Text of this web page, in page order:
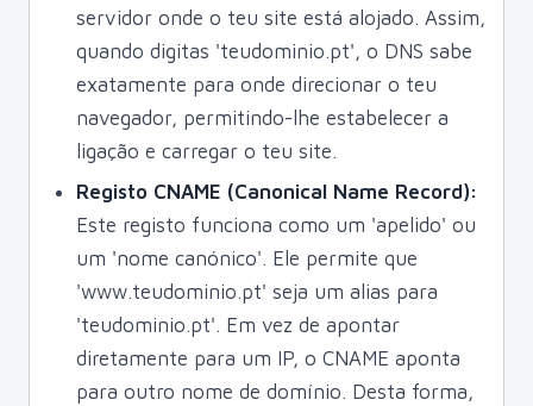
servidor onde o teu site está alojado. Assim,
quando digitas 'teudominio.pt', o DNS sabe
exatamente para onde direcionar o teu
navegador, permitindo-lhe estabelecer a
ligação e carregar o teu site.
Registo CNAME (Canonical Name Record):
Este registo funciona como um 'apelido' ou
um 'nome canónico'. Ele permite que
'www.teudominio.pt' seja um alias para
'teudominio.pt'. Em vez de apontar
diretamente para um IP, o CNAME aponta
para outro nome de domínio. Desta forma,